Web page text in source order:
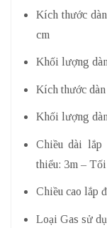
Kích thước
cm
Khối lượng
Kích thước
Khối lượng
Chiều dài lắp
thiểu: 3m –
Chiều cao lắp
Loại Gas sử